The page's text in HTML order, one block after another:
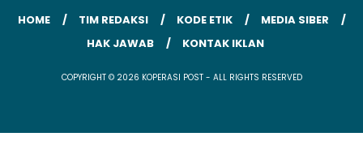
HOME TIM REDAKSI KODE ETIK
MEDIA SIBER
HAK JAWAB
KONTAK IKLAN
COPYRIGHT © 2026 KOPERASI POST - ALL RIGHTS RESERVED